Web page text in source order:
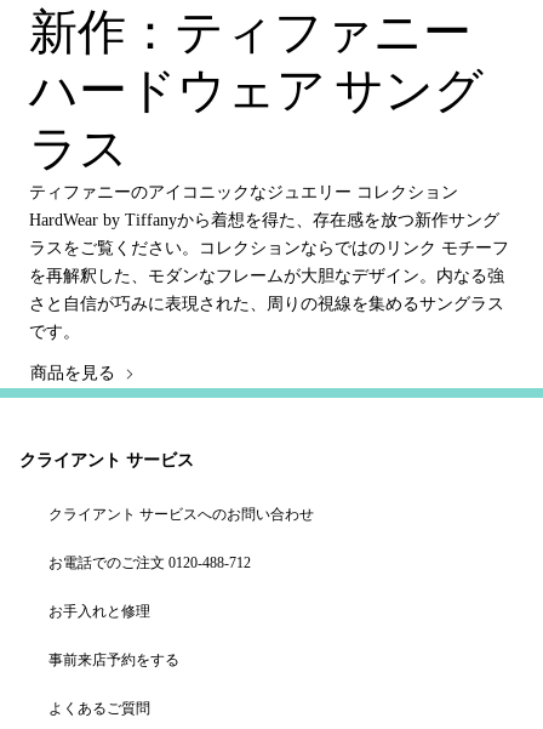
新作：ティファニー
ハードウェア サング
ラス
ティファニーのアイコニックなジュエリー コレクション
HardWear by Tiffanyから着想を得た、存在感を放つ新作サング
ラスをご覧ください。コレクションならではのリンク モチーフ
を再解釈した、モダンなフレームが大胆なデザイン。内なる強
さと自信が巧みに表現された、周りの視線を集めるサングラス
です。
商品を見る
クライアント サービス
クライアント サービスへのお問い合わせ
お電話でのご注文 0120-488-712
お手入れと修理
事前来店予約をする
よくあるご質問